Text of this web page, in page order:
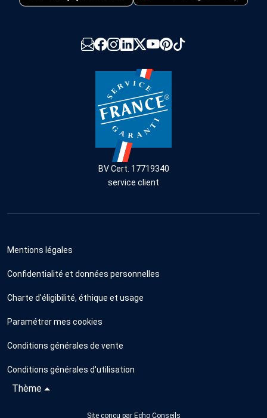
BV Cert. 17719340
service client
Mentions légales
Confidentialité et données personnelles
Charte d'éligibilité, éthique et usage
Paramétrer mes cookies
Conditions générales de vente
Conditions générales d'utilisation
Thème
Site conçu par Echo Conseils